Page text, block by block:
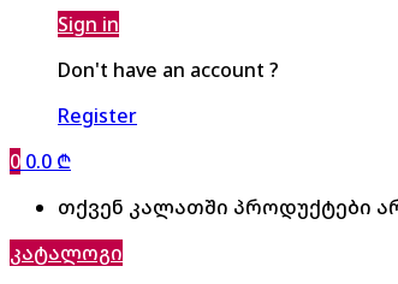
Sign in
Don't have an account ?
Register
0 0.0 ₾
თქვენ კალათში პროდუქტები
კატალოგი